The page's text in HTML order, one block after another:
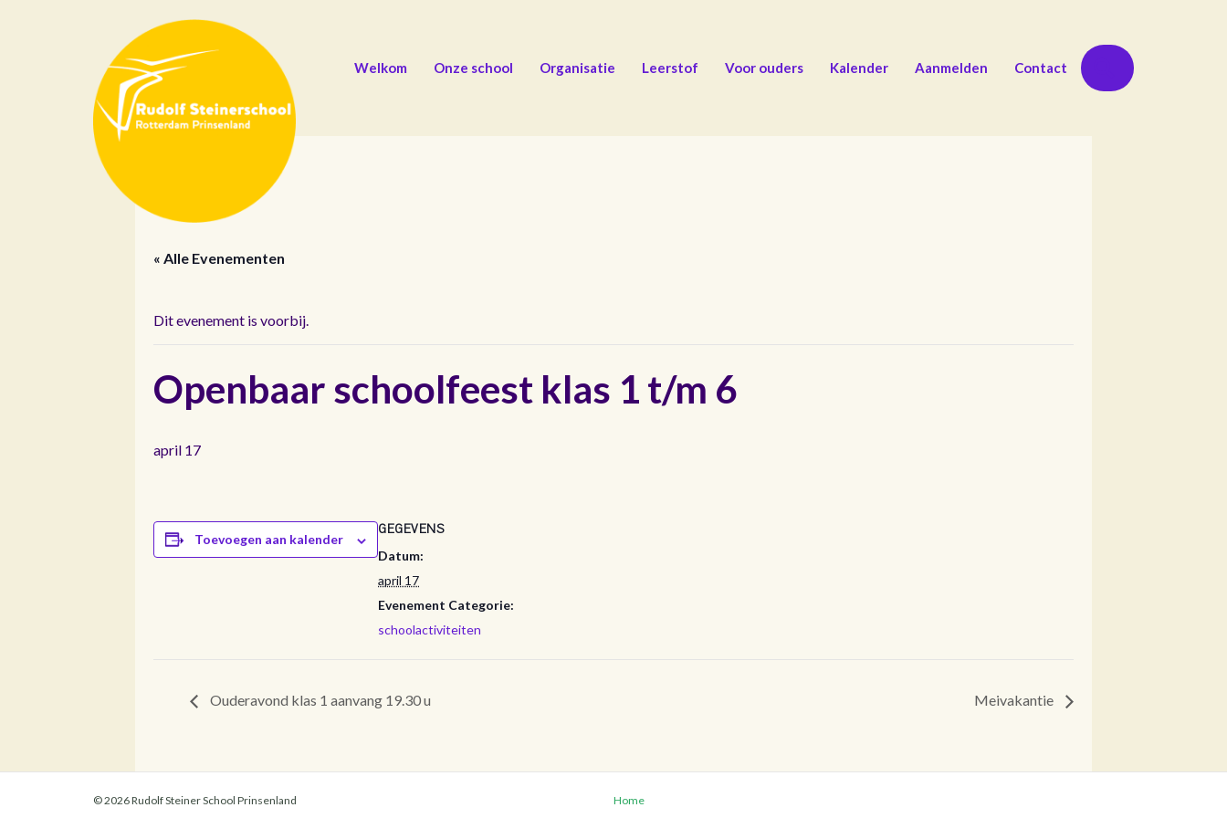
Welkom Onze school Organisatie Leerstof Voor ouders Kalender Aanmelden Contact Zoeken
« Alle Evenementen
Dit evenement is voorbij.
Openbaar schoolfeest klas 1 t/m 6
april 17
Toevoegen aan kalender
GEGEVENS
Datum:
april 17
Evenement Categorie:
schoolactiviteiten
Ouderavond klas 1 aanvang 19.30 u Meivakantie
© 2026 Rudolf Steiner School Prinsenland Home